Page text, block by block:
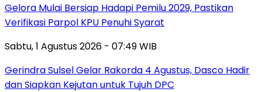
Gelora Mulai Bersiap Hadapi Pemilu 2029, Pastikan
Verifikasi Parpol KPU Penuhi Syarat
Sabtu, 1 Agustus 2026 - 07:49 WIB
Gerindra Sulsel Gelar Rakorda 4 Agustus, Dasco Hadir
dan Siapkan Kejutan untuk Tujuh DPC